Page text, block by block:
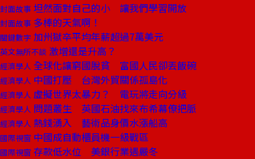
封面故事 坦然面對自己的小 讓我們學習開放
封面故事 多棒的天氣啊！
關鍵數字 加州獄卒平均年薪超過7萬美元
英文無所不談 激增還是升高？
經濟學人 全球化讓窮國脫貧 富國人民卻丟飯碗
經濟學人 中國打壓 台灣外貿關係孤島化
經濟學人 虛擬世界太暴力？ 電玩將走向分級
經濟學人 問題叢生 英國石油找來布希幕僚把脈
經濟學人 熱錢湧入 藝術品身價水漲船高
國際視窗 中國成自動櫃員機一級戰區
國際視窗 存款低水位 美銀行業遇嚴冬